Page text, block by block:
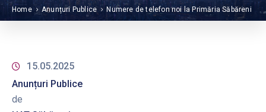
Home Anunțuri Publice Numere de telefon noi la Primăria Săbăreni
15.05.2025
Anunțuri Publice
de